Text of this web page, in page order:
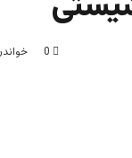
0 خواندن